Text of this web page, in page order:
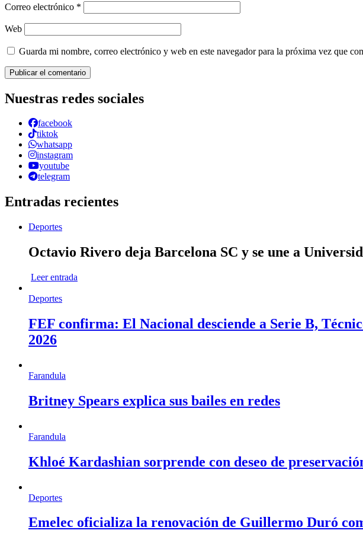
Correo electrónico *
Web
Guarda mi nombre, correo electrónico y web en este navegador para la próxima vez que
Nuestras redes sociales
facebook
tiktok
whatsapp
instagram
youtube
telegram
Entradas recientes
Deportes
Octavio Rivero deja Barcelona SC y se une a
Leer entrada
Deportes
FEF confirma: El Nacional desciende a Serie B,
2026
Farandula
Britney Spears explica sus bailes en redes
Farandula
Khloé Kardashian sorprende con deseo de
Deportes
Emelec oficializa la renovación de Guillermo Duró